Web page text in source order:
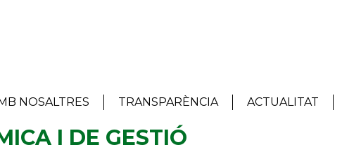
NOSALTRES TRANSPARÈNCIA ACTUALITAT
I DE GESTIÓ